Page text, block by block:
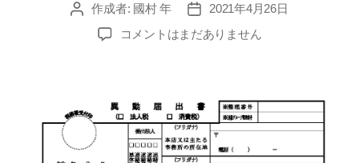
投
作成者: 國村 年
投
稿
日
2021年4月26日
事
2021
年
コメントはまだありません